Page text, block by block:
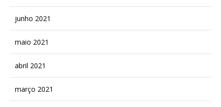
junho 2021
maio 2021
abril 2021
março 2021